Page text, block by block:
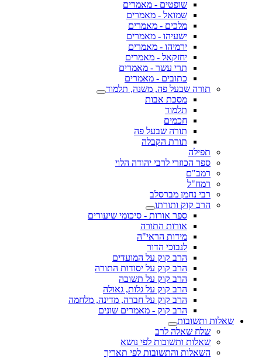
שופטים - מאמרים
שמואל - מאמרים
מלכים - מאמרים
ישעיהו - מאמרים
ירמיהו - מאמרים
יחזקאל - מאמרים
תרי עשר - מאמרים
כתובים - מאמרים
תורה שבעל פה, משנה, תלמוד
מסכת אבות
תלמוד
חכמים
תורה שבעל פה
תורת הקבלה
תפילה
ספר הכוזרי לרבי יהודה הלוי
רמב"ם
רמח"ל
רבי נחמן מברסלב
הרב קוק ותורתו
ספר אורות - סיכומי שיעורים
אורות התורה
מידות הראי"ה
לנבוכי הדור
הרב קוק על המועדים
הרב קוק על יסודות התורה
הרב קוק על תשובה
הרב קוק על גלות, גאולה
הרב קוק על חברה, מדינה, מלחמה
הרב קוק - מאמרים שונים
שאלות ותשובות
שלח שאלה לרב
שאלות ותשובות לפי נושא
השאלות והתשובות לפי תאריך